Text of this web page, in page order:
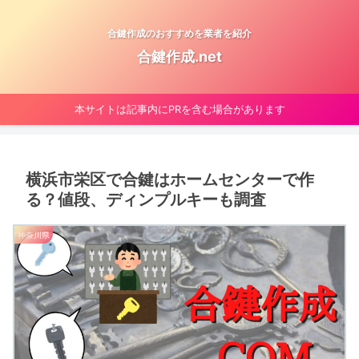
合鍵作成のおすすめを業者を紹介
合鍵作成.net
本サイトは記事内にPRを含む場合があります
横浜市栄区で合鍵はホームセンターで作
る？値段、ディンプルキーも調査
神奈川県